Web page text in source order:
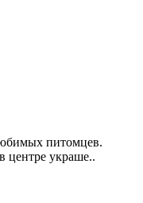
питомцев.
центре украше..